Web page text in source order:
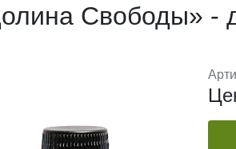
Свободы» -